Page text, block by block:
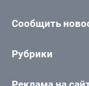
Сообщить
Рубрики